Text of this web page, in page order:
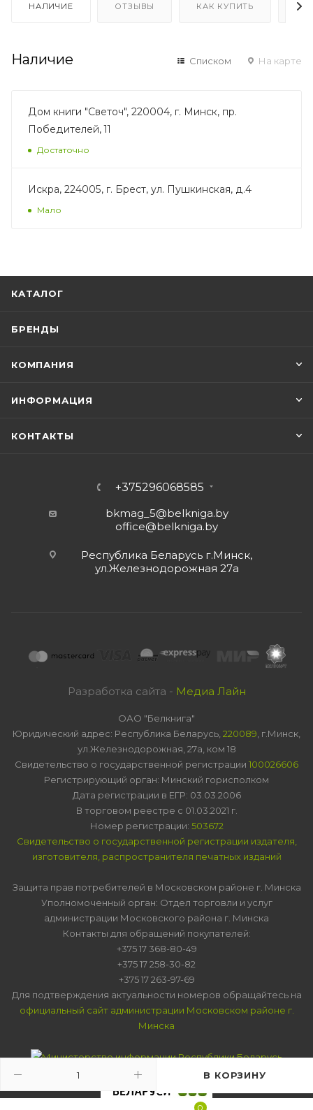
В КОРЗИНУ
НАЛИЧИЕ ОТЗЫВЫ КАК КУПИТЬ
Наличие Списком На карте
Дом книги "Светоч", 220004, г. Минск, пр.
Победителей, 11
Достаточно
Искра, 224005, г. Брест, ул. Пушкинская, д.4
Мало
0
КАТАЛОГ
БРЕНДЫ
КОМПАНИЯ
ИНФОРМАЦИЯ
КОНТАКТЫ
+375296068585
bkmag_5@belkniga.by
office@belkniga.by
Республика Беларусь г.Минск,
ул.Железнодорожная 27а
Разработка сайта - Медиа Лайн
ОАО "Белкнига"
Юридический адрес: Республика Беларусь, 220089 , г.Минск,
ул.Железнодорожная, 27а, ком 18
Свидетельство о государственной регистрации 100026606
Регистрирующий орган: Минский горисполком
Дата регистрации в ЕГР: 03.03.2006
В торговом реестре с 01.03.2021 г.
Номер регистрации: 503672
Свидетельство о государственной регистрации издателя,
изготовителя, распространителя печатных изданий
Защита прав потребителей в Московском районе г. Минска
Уполномоченный орган: Отдел торговли и услуг
администрации Московского района г. Минска
Контакты для обращений покупателей:
+375 17 368-80-49
+375 17 258-30-82
+375 17 263-97-69
Для подтверждения актуальности номеров обращайтесь на
официальный сайт администрации Московском районе г.
Минска